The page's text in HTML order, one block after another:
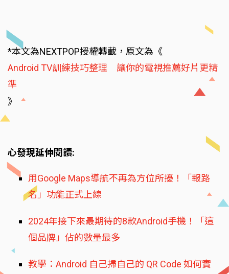
*本文為NEXTPOP授權轉載，原文為《
Android TV訓練技巧整理 讓你的電視推薦好片更精
準
》
心發現延伸閱讀:
用Google Maps導航不再為方位所擾！「報路
名」功能正式上線
2024年接下來最期待的8款Android手機！「這
個品牌」佔的數量最多
教學：Android 自己掃自己的 QR Code 如何實